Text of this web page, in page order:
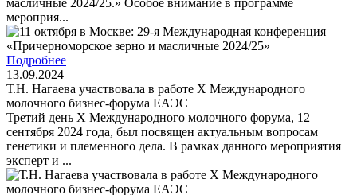
мероприя...
Подробнее
13.09.2024
Т.Н. Нагаева участвовала в работе X Международного
молочного бизнес-форума ЕАЭС
Третий день X Международного молочного форума, 12
сентября 2024 года, был посвящен актуальным вопросам
генетики и племенного дела. В рамках данного мероприятия
эксперт и ...